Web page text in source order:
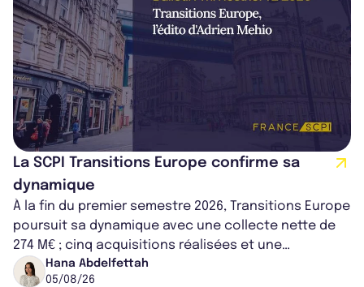
La SCPI Transitions Europe confirme sa
dynamique
À la fin du premier semestre 2026, Transitions Europe
poursuit sa dynamique avec une collecte nette de
274 M€ ; cinq acquisitions réalisées et une
capitalisation portée à 1,38 Md€....
Hana Abdelfettah
05/08/26